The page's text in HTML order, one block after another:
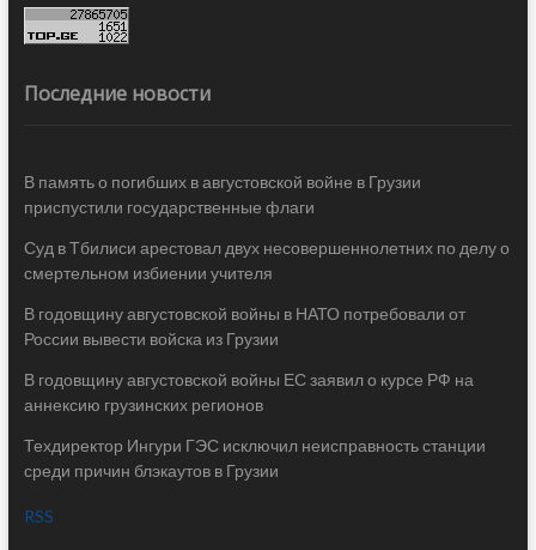
Последние новости
В память о погибших в августовской войне в Грузии
приспустили государственные флаги
Суд в Тбилиси арестовал двух несовершеннолетних по делу о
смертельном избиении учителя
В годовщину августовской войны в НАТО потребовали от
России вывести войска из Грузии
В годовщину августовской войны ЕС заявил о курсе РФ на
аннексию грузинских регионов
Техдиректор Ингури ГЭС исключил неисправность станции
среди причин блэкаутов в Грузии
RSS